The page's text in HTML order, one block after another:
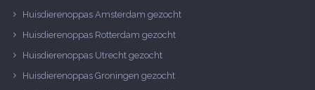
Huisdierenoppas Amsterdam gezocht
Huisdierenoppas Rotterdam gezocht
Huisdierenoppas Utrecht gezocht
Huisdierenoppas Groningen gezocht